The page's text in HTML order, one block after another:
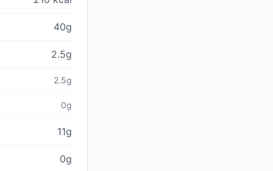
40g
2.5g
2.5g
0g
11g
0g